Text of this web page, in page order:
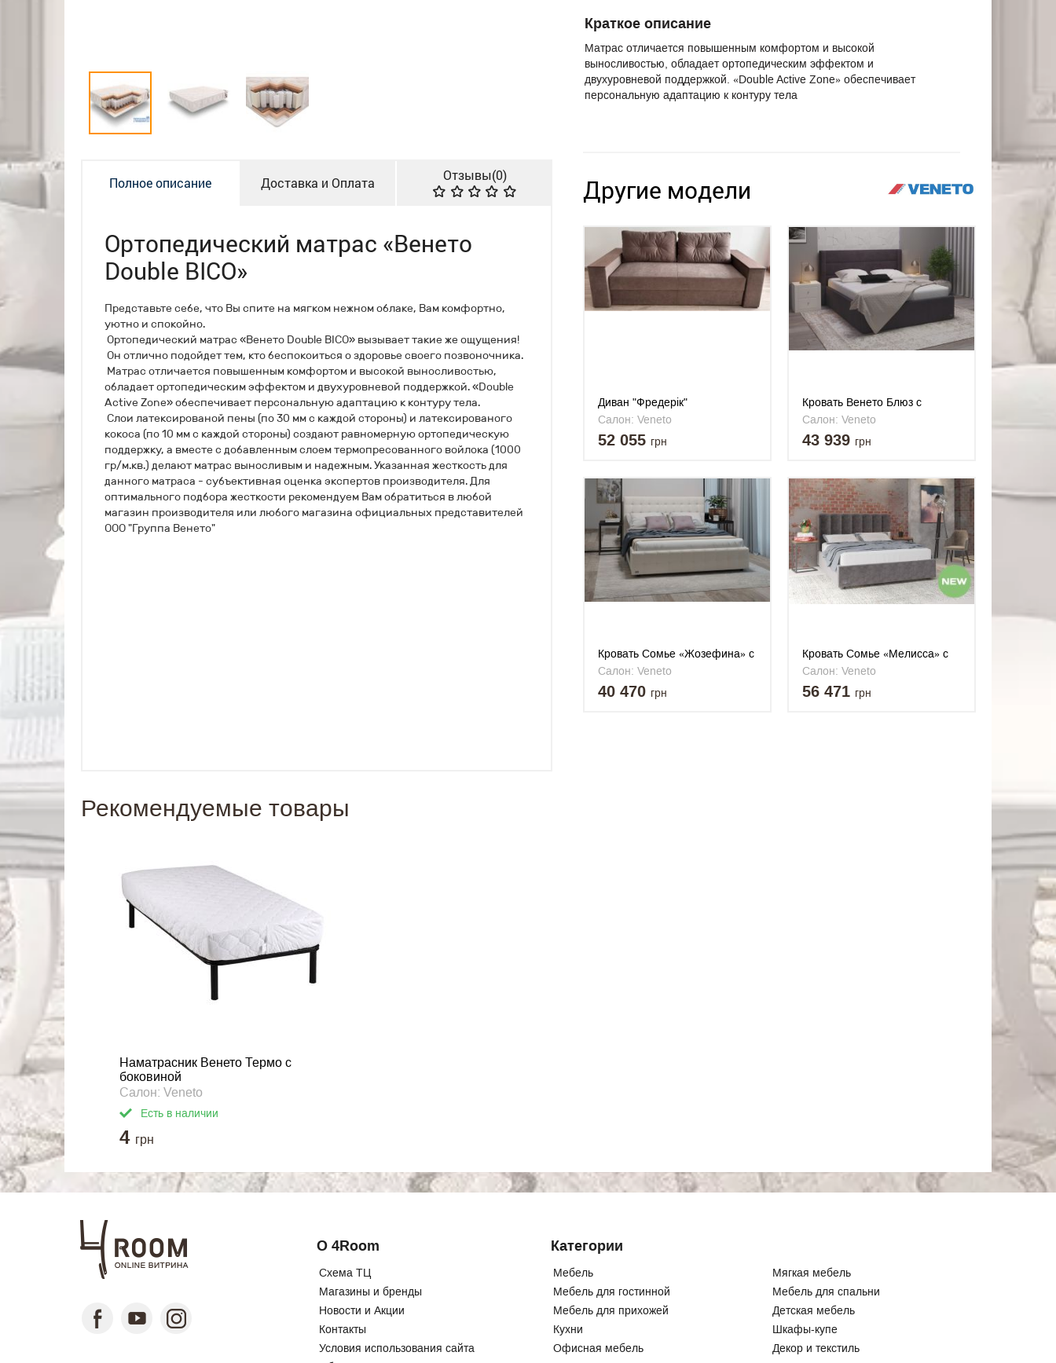
Полное описание Доставка и Оплата Отзывы(0)
Ортопедический матрас «Венето
Double BICO»
Представьте себе, что Вы спите на мягком нежном облаке, Вам комфортно,
уютно и спокойно.
Ортопедический матрас «Венето Double BICO» вызывает такие же ощущения!
Он отлично подойдет тем, кто беспокоиться о здоровье своего позвоночника.
Матрас отличается повышенным комфортом и высокой выносливостью,
обладает ортопедическим эффектом и двухуровневой поддержкой. «Double
Active Zone» обеспечивает персональную адаптацию к контуру тела.
Слои латексированой пены (по 30 мм с каждой стороны) и латексированого
кокоса (по 10 мм с каждой стороны) создают равномерную ортопедическую
поддержку, а вместе с добавленным слоем термопресованного войлока (1000
гр/м.кв.) делают матрас выносливым и надежным. Указанная жесткость для
данного матраса - субъективная оценка экспертов производителя. Для
оптимального подбора жесткости рекомендуем Вам обратиться в любой
магазин производителя или любого магазина официальных представителей
ООО "Группа Венето"
Краткое описание
Матрас отличается повышенным комфортом и высокой
выносливостью, обладает ортопедическим эффектом и
двухуровневой поддержкой. «Double Active Zone» обеспечивает
персональную адаптацию к контуру тела
Другие модели
Диван "Фредерік"
Салон: Veneto
52 055 грн
Кровать Венето Блюз с
подъемным механизмом
Салон: Veneto
43 939 грн
Кровать Сомье «Жозефина» c
подъемным механизмом
Салон: Veneto
40 470 грн
Кровать Сомье «Мелисса» c
подъемным механизмом
Салон: Veneto
56 471 грн
Рекомендуемые товары
Наматрасник Венето Термо с
боковиной
Салон: Veneto
Есть в наличии
4 грн
О 4Room
Схема ТЦ
Магазины и бренды
Новости и Акции
Контакты
Условия использования сайта
Категории
Мебель
Мягкая мебель
Мебель для гостинной
Мебель для спальни
Мебель для прихожей
Детская мебель
Кухни
Шкафы-купе
Офисная мебель
Декор и текстиль